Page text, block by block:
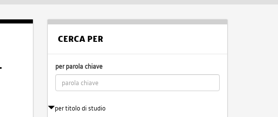
CERCA PER
per parola chiave
per titolo di studio